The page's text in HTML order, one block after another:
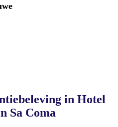
in Hotel
Sa Coma